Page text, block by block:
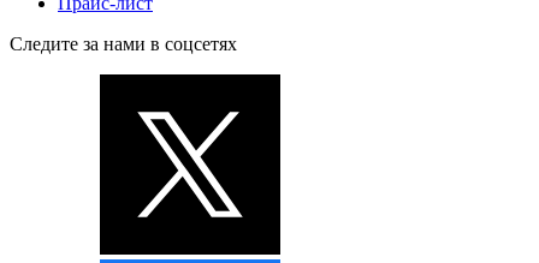
Следите за нами в соцсетях